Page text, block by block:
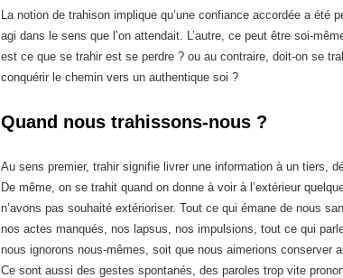
La notion de trahison implique qu’une confiance accordée a été
agi dans le sens que l’on attendait. L’autre, ce peut être soi-
est ce que se trahir est se perdre ? ou au contraire, doit-on se
conquérir le chemin vers un authentique soi ?
Quand nous trahissons-nous ?
Au sens premier, trahir signifie livrer une information à un tiers,
De même, on se trahit quand on donne à voir à l’extérieur
n’avons pas souhaité extérioriser. Tout ce qui émane de nous
nos actes manqués, nos lapsus, nos impulsions, tout ce qui
nous ignorons nous-mêmes, soit que nous aimerions conserver
Ce sont aussi des gestes spontanés, des paroles trop vite